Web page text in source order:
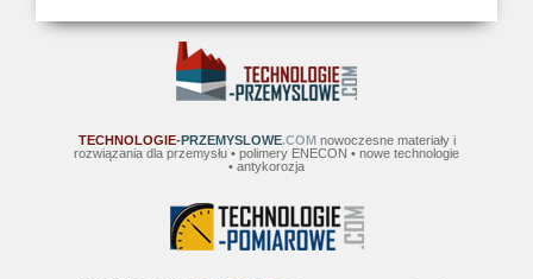
TECHNOLOGIE-PRZEMYSLOWE.COMnowoczesne materiały i
rozwiązania dla przemysłu • polimery ENECON • nowe technologie
• antykorozja